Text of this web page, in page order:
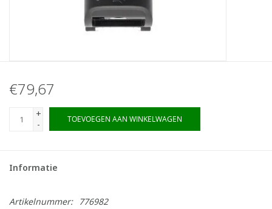
€79,67
+
-
TOEVOEGEN AAN WINKELWAGEN
Informatie
Artikelnummer:
776982